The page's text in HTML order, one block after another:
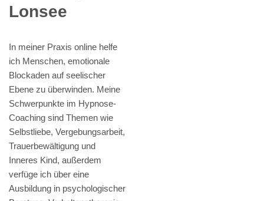
Lonsee
In meiner Praxis online helfe
ich Menschen, emotionale
Blockaden auf seelischer
Ebene zu überwinden. Meine
Schwerpunkte im Hypnose-
Coaching sind Themen wie
Selbstliebe, Vergebungsarbeit,
Trauerbewältigung und
Inneres Kind, außerdem
verfüge ich über eine
Ausbildung in psychologischer